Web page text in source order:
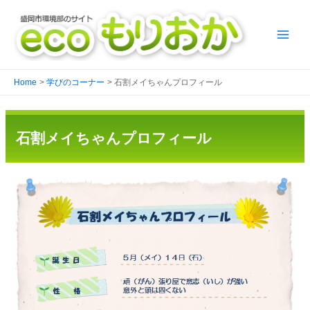
Home 学びのコーナー 石割メイちゃんプロフィール
石割メイちゃんプロフィール